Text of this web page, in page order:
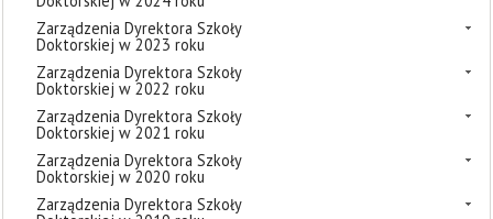
Zarządzenia Dyrektora Szkoły
Doktorskiej w 2023 roku
Zarządzenia Dyrektora Szkoły
Doktorskiej w 2022 roku
Zarządzenia Dyrektora Szkoły
Doktorskiej w 2021 roku
Zarządzenia Dyrektora Szkoły
Doktorskiej w 2020 roku
Zarządzenia Dyrektora Szkoły